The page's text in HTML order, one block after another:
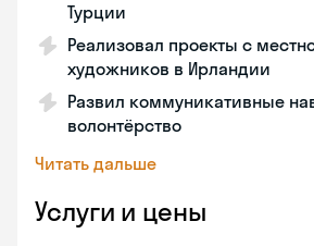
Турции
Реализовал проекты с
художников в Ирландии
Развил коммуникативные
волонтёрство
Читать дальше
Услуги и цены